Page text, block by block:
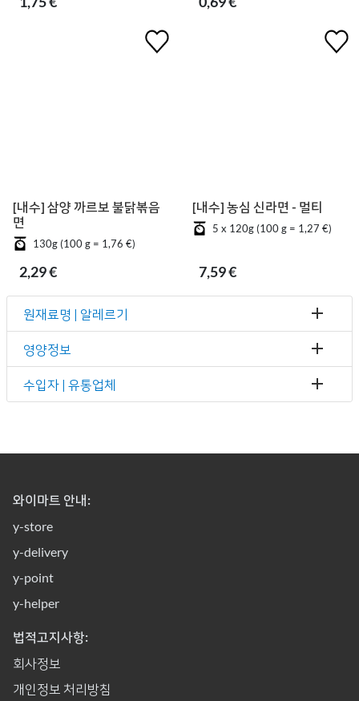
[내수] 삼양 까르보 불닭볶음
면
130g (100 g = 1,76 €)
2,29 €
[내수] 농심 신라면 - 멀티
5 x 120g (100 g = 1,27 €)
7,59 €
원재료명 | 알레르기
영양정보
수입자 | 유통업체
와이마트 안내:
y-store
y-delivery
y-point
y-helper
법적고지사항:
회사정보
개인정보 처리방침